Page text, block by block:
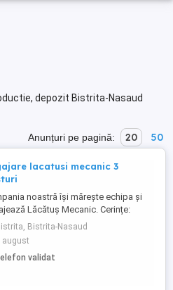
depozit Bistrita-Nasaud
Anunțuri pe pagină: 20 50
lacatusi mecanic 3
noastră își mărește echipa și
Lăcătuș Mecanic. Cerințe:
în domeniu constituie avantaj;
de desen tehnic și utilizare
specifice; Seriozitate,
și spirit de echipă;
Bistrita-Nasaud
august
validat